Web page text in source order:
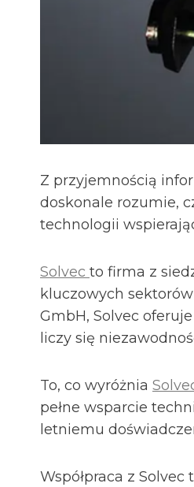
Z przyjemnością
doskonale rozumie,
technologii
Solvec to firma z
kluczowych
GmbH, Solvec
liczy się
To, co wyróżnia
pełne wsparcie
letniemu
Współpraca z